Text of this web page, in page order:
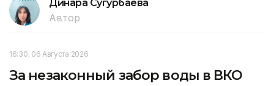
Динара Сугурбаева
Автор
16:30, 06 Августа 2026
За незаконный забор воды в ВКО